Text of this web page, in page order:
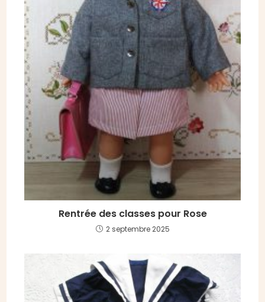
Rentrée des classes pour Rose
2 septembre 2025